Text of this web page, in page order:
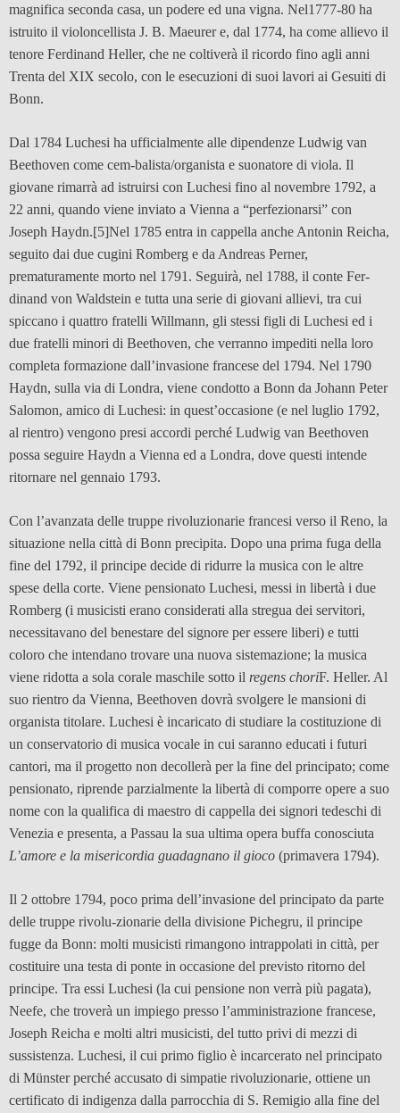
magnifica seconda casa, un podere ed una vigna. Nel1777-80 ha
istruito il violoncellista J. B. Maeurer e, dal 1774, ha come allievo il
tenore Ferdinand Heller, che ne coltiverà il ricordo fino agli anni
Trenta del XIX secolo, con le esecuzioni di suoi lavori ai Gesuiti di
Bonn.
Dal 1784 Luchesi ha ufficialmente alle dipendenze Ludwig van
Beethoven come cem-balista/organista e suonatore di viola. Il
giovane rimarrà ad istruirsi con Luchesi fino al novembre 1792, a
22 anni, quando viene inviato a Vienna a “perfezionarsi” con
Joseph Haydn.[5]Nel 1785 entra in cappella anche Antonin Reicha,
seguito dai due cugini Romberg e da Andreas Perner,
prematuramente morto nel 1791. Seguirà, nel 1788, il conte Fer-
dinand von Waldstein e tutta una serie di giovani allievi, tra cui
spiccano i quattro fratelli Willmann, gli stessi figli di Luchesi ed i
due fratelli minori di Beethoven, che verranno impediti nella loro
completa formazione dall’invasione francese del 1794. Nel 1790
Haydn, sulla via di Londra, viene condotto a Bonn da Johann Peter
Salomon, amico di Luchesi: in quest’occasione (e nel luglio 1792,
al rientro) vengono presi accordi perché Ludwig van Beethoven
possa seguire Haydn a Vienna ed a Londra, dove questi intende
ritornare nel gennaio 1793.
Con l’avanzata delle truppe rivoluzionarie francesi verso il Reno, la
situazione nella città di Bonn precipita. Dopo una prima fuga della
fine del 1792, il principe decide di ridurre la musica con le altre
spese della corte. Viene pensionato Luchesi, messi in libertà i due
Romberg (i musicisti erano considerati alla stregua dei servitori,
necessitavano del benestare del signore per essere liberi) e tutti
coloro che intendano trovare una nuova sistemazione; la musica
viene ridotta a sola corale maschile sotto il regens choriF. Heller. Al
suo rientro da Vienna, Beethoven dovrà svolgere le mansioni di
organista titolare. Luchesi è incaricato di studiare la costituzione di
un conservatorio di musica vocale in cui saranno educati i futuri
cantori, ma il progetto non decollerà per la fine del principato; come
pensionato, riprende parzialmente la libertà di comporre opere a suo
nome con la qualifica di maestro di cappella dei signori tedeschi di
Venezia e presenta, a Passau la sua ultima opera buffa conosciuta
L’amore e la misericordia guadagnano il gioco (primavera 1794).
Il 2 ottobre 1794, poco prima dell’invasione del principato da parte
delle truppe rivolu-zionarie della divisione Pichegru, il principe
fugge da Bonn: molti musicisti rimangono intrappolati in città, per
costituire una testa di ponte in occasione del previsto ritorno del
principe. Tra essi Luchesi (la cui pensione non verrà più pagata),
Neefe, che troverà un impiego presso l’amministrazione francese,
Joseph Reicha e molti altri musicisti, del tutto privi di mezzi di
sussistenza. Luchesi, il cui primo figlio è incarcerato nel principato
di Münster perché accusato di simpatie rivoluzionarie, ottiene un
certificato di indigenza dalla parrocchia di S. Remigio alla fine del